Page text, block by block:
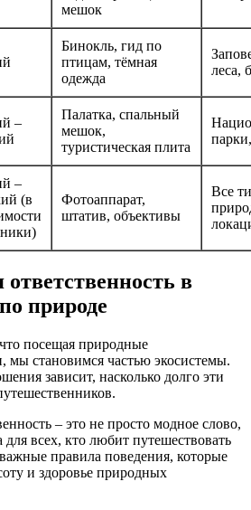
мешок
Бинокль, гид по
птицам, тёмная
одежда
леса,
–
Палатка, спальный
мешок,
туристическая плита
–
(в
Фотоаппарат,
штатив, объективы
Все
в
природе
посещая природные
мы становимся частью экосистемы.
зависит, насколько долго эти
– это не просто модное слово,
для всех, кто любит путешествовать
правила поведения, которые
и здоровье природных